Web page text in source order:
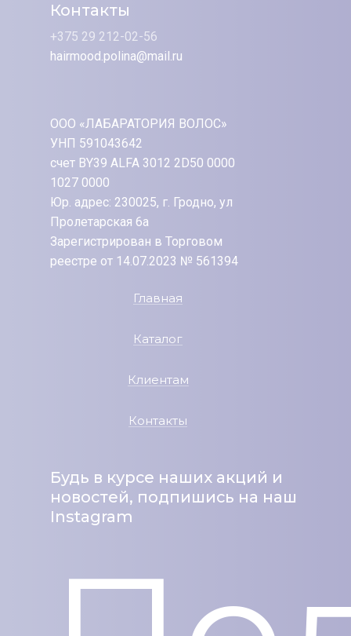
Контакты
+375 29 212-02-56
hairmood.polina@mail.ru
ООО «ЛАБАРАТОРИЯ ВОЛОС»
УНП 591043642
счет BY39 ALFA 3012 2D50 0000
1027 0000
Юр. адрес: 230025, г. Гродно, ул
Пролетарская 6а
Зарегистрирован в Торговом
реестре от 14.07.2023 № 561394
Главная
Каталог
Клиентам
Контакты
Будь в курсе наших акций и
новостей, подпишись на наш
Instagram